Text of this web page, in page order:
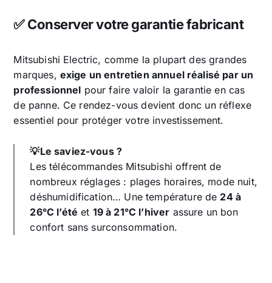
✅ Conserver votre garantie fabricant
Mitsubishi Electric, comme la plupart des grandes
marques, exige un entretien annuel réalisé par un
professionnel pour faire valoir la garantie en cas
de panne. Ce rendez-vous devient donc un réflexe
essentiel pour protéger votre investissement.
💡Le saviez-vous ?
Les télécommandes Mitsubishi offrent de
nombreux réglages : plages horaires, mode nuit,
déshumidification… Une température de 24 à
26°C l’été et 19 à 21°C l’hiver assure un bon
confort sans surconsommation.